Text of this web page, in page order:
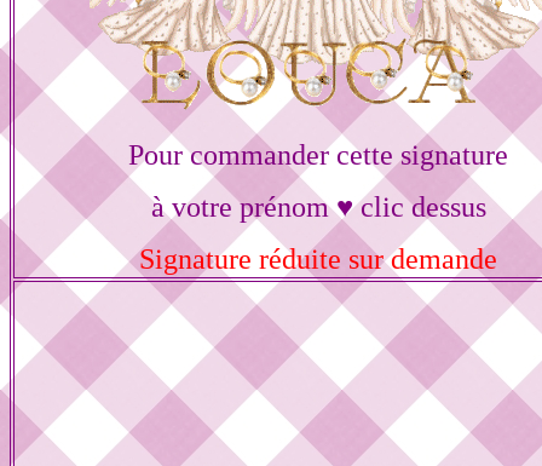
Pour commander cette signature
à votre prénom ♥ clic dessus
Signature réduite sur demande